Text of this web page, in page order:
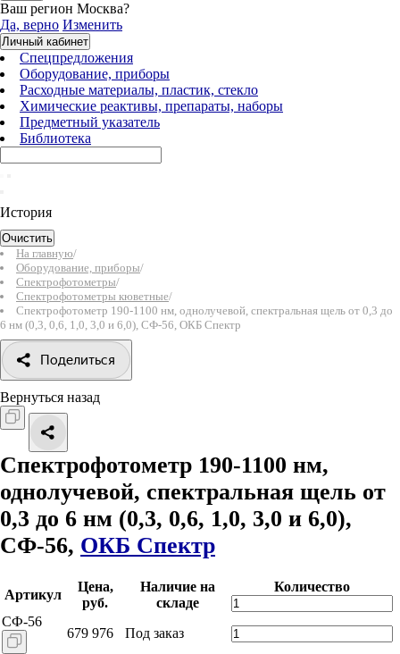
Ваш регион Москва?
Да, верно Изменить
Личный кабинет
Спецпредложения
Оборудование, приборы
Расходные материалы, пластик, стекло
Химические реактивы, препараты, наборы
Предметный указатель
Библиотека
История
Очистить
На главную/
Оборудование, приборы/
Спектрофотометры/
Спектрофотометры кюветные/
Спектрофотометр 190-1100 нм, однолучевой, спектральная щель от 0,3 до
6 нм (0,3, 0,6, 1,0, 3,0 и 6,0), СФ-56, ОКБ Спектр
Поделиться
Вернуться назад
Спектрофотометр 190-1100 нм,
однолучевой, спектральная щель от
0,3 до 6 нм (0,3, 0,6, 1,0, 3,0 и 6,0),
СФ-56, ОКБ Спектр
Артикул
Цена,
руб.
Наличие на
складе
Количество
СФ-56
679 976 Под заказ